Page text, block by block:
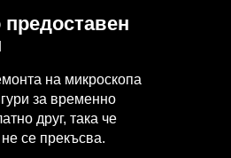
на микроскопа
за временно
друг, така че
се прекъсва.